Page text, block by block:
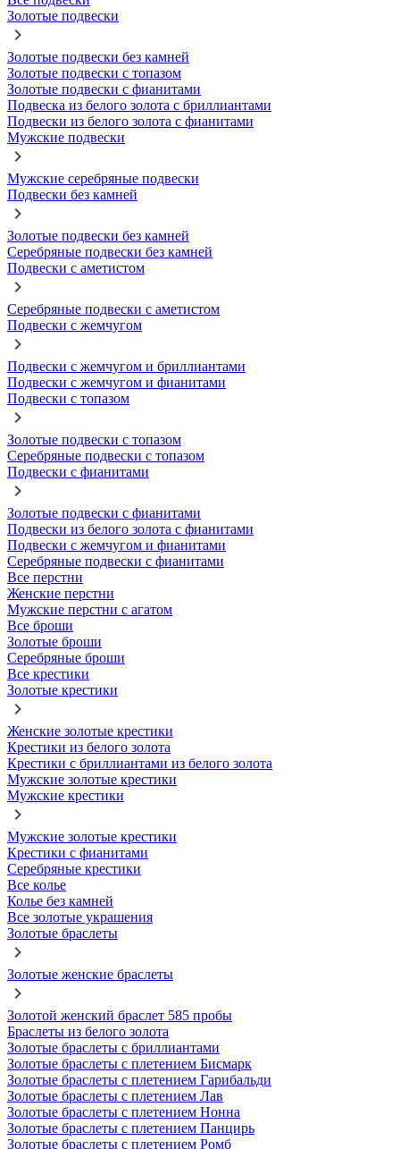
Золотые подвески
Золотые подвески без камней
Золотые подвески с топазом
Золотые подвески с фианитами
Подвеска из белого золота с бриллиантами
Подвески из белого золота с фианитами
Мужские подвески
Мужские серебряные подвески
Подвески без камней
Золотые подвески без камней
Серебряные подвески без камней
Подвески с аметистом
Серебряные подвески с аметистом
Подвески с жемчугом
Подвески с жемчугом и бриллиантами
Подвески с жемчугом и фианитами
Подвески с топазом
Золотые подвески с топазом
Серебряные подвески с топазом
Подвески с фианитами
Золотые подвески с фианитами
Подвески из белого золота с фианитами
Подвески с жемчугом и фианитами
Серебряные подвески с фианитами
Все перстни
Женские перстни
Мужские перстни с агатом
Все броши
Золотые броши
Серебряные броши
Все крестики
Золотые крестики
Женские золотые крестики
Крестики из белого золота
Крестики с бриллиантами из белого золота
Мужские золотые крестики
Мужские крестики
Мужские золотые крестики
Крестики с фианитами
Серебряные крестики
Все колье
Колье без камней
Все золотые украшения
Золотые браслеты
Золотые женские браслеты
Золотой женский браслет 585 пробы
Браслеты из белого золота
Золотые браслеты с бриллиантами
Золотые браслеты с плетением Бисмарк
Золотые браслеты с плетением Гарибальди
Золотые браслеты с плетением Лав
Золотые браслеты с плетением Нонна
Золотые браслеты с плетением Панцирь
Золотые браслеты с плетением Ромб